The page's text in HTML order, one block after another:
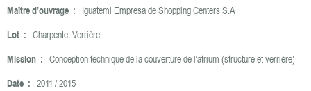
Maître d’ouvrage : Iguatemi Empresa de Shopping Centers S.A
Lot : Charpente, Verrière
Mission : Conception technique de la couverture de l'atrium (structure et verrière)
Date : 2011 / 2015